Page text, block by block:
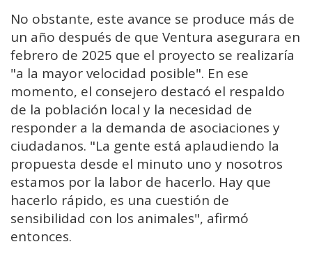
No obstante, este avance se produce más de
un año después de que Ventura asegurara en
febrero de 2025 que el proyecto se realizaría
"a la mayor velocidad posible". En ese
momento, el consejero destacó el respaldo
de la población local y la necesidad de
responder a la demanda de asociaciones y
ciudadanos. "La gente está aplaudiendo la
propuesta desde el minuto uno y nosotros
estamos por la labor de hacerlo. Hay que
hacerlo rápido, es una cuestión de
sensibilidad con los animales", afirmó
entonces.